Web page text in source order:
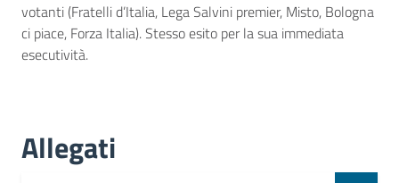
votanti (Fratelli d’Italia, Lega Salvini premier, Misto, Bologna
ci piace, Forza Italia). Stesso esito per la sua immediata
esecutività.
Allegati